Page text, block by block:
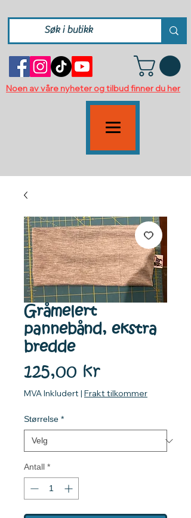
Noen av våre nyheter og tilbud finner du her
Gråmelert
pannebånd, ekstra
bredde
125,00 krPris
MVA Inkludert | Frakt tilkommer
Størrelse *
Antall *